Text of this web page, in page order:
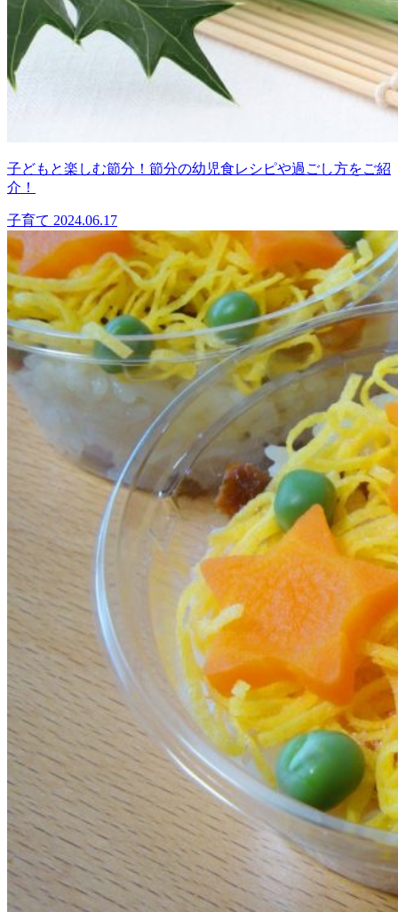
子どもと楽しむ節分！節分の幼児食レシピや過ごし方をご紹
介！
子育て 2024.06.17